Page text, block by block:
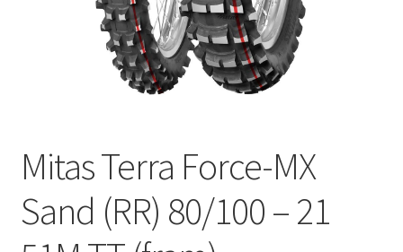
Mitas Terra Force-MX
Sand (RR) 80/100 – 21